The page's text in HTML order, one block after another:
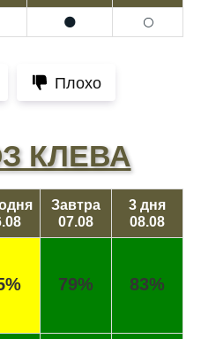
🌑 🌕
Плохо
КЛЕВА
Завтра
07.08
3 дня
08.08
79% 83%